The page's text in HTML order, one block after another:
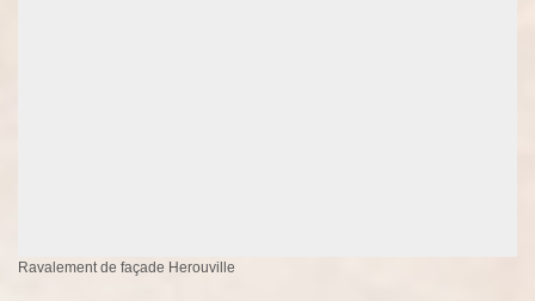
Ravalement de façade Herouville